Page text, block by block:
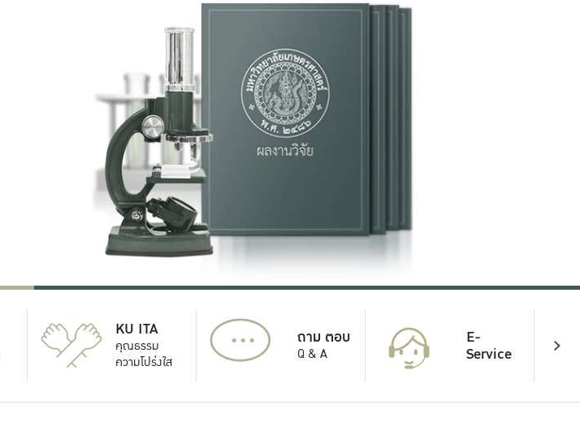
KU ITA
คุณธรรม
ความโปร่งใส
... ถาม ตอบ
Q & A
E-
Service